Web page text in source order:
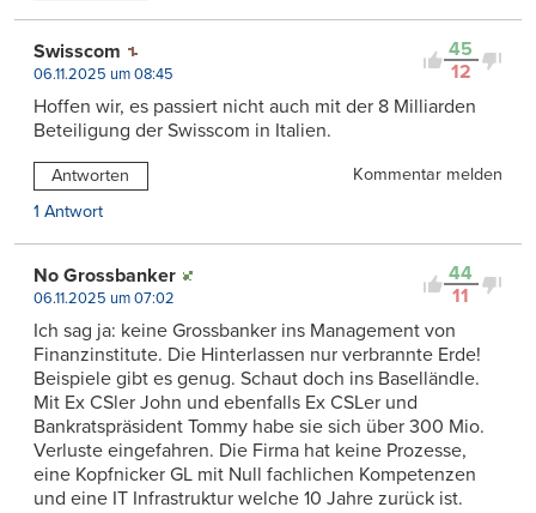
45
12
Swisscom
06.11.2025 um 08:45
Hoffen wir, es passiert nicht auch mit der 8 Milliarden
Beteiligung der Swisscom in Italien.
Antworten
Kommentar melden
1 Antwort
44
11
No Grossbanker
06.11.2025 um 07:02
Ich sag ja: keine Grossbanker ins Management von
Finanzinstitute. Die Hinterlassen nur verbrannte Erde!
Beispiele gibt es genug. Schaut doch ins Baselländle.
Mit Ex CSler John und ebenfalls Ex CSLer und
Bankratspräsident Tommy habe sie sich über 300 Mio.
Verluste eingefahren. Die Firma hat keine Prozesse,
eine Kopfnicker GL mit Null fachlichen Kompetenzen
und eine IT Infrastruktur welche 10 Jahre zurück ist.